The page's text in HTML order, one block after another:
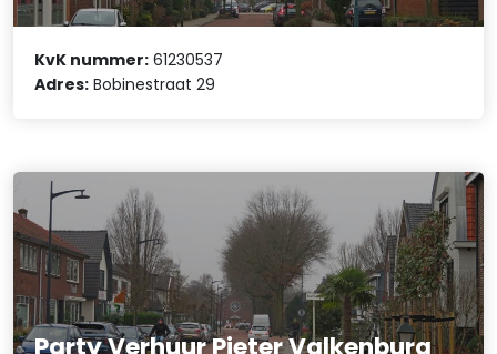
KvK nummer: 61230537
Adres: Bobinestraat 29